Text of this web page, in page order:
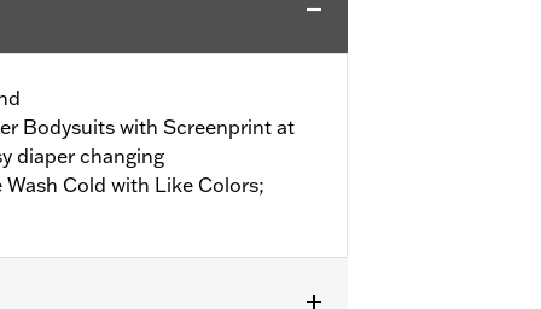
Bodysuits with Screenprint at
diaper changing
Cold with Like Colors;